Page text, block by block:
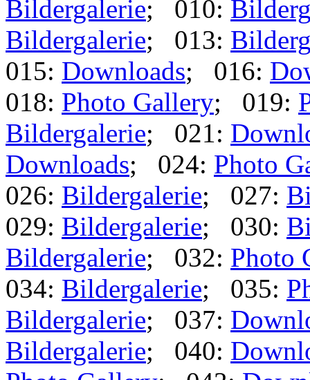
Bildergalerie; 010:
Bildergalerie; 013:
015: Downloads; 016:
018: Photo Gallery; 019:
Bildergalerie; 021:
Downloads; 024: Photo
026: Bildergalerie; 027:
029: Bildergalerie; 030:
Bildergalerie; 032: Photo
034: Bildergalerie; 035:
Bildergalerie; 037:
Bildergalerie; 040: